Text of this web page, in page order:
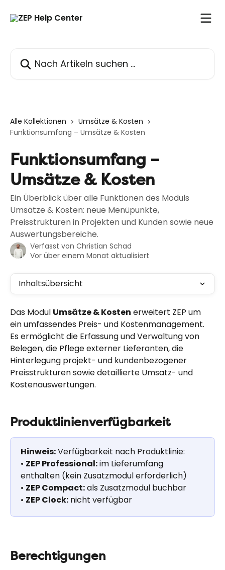
Alle Kollektionen
Umsätze & Kosten
Funktionsumfang – Umsätze & Kosten
Funktionsumfang –
Umsätze & Kosten
Ein Überblick über alle Funktionen des Moduls
Umsätze & Kosten: neue Menüpunkte,
Preisstrukturen in Projekten und Kunden sowie neue
Auswertungsbereiche.
Verfasst von Christian Schad
Vor über einem Monat aktualisiert
Inhaltsübersicht
Das Modul Umsätze & Kosten erweitert ZEP um
ein umfassendes Preis- und Kostenmanagement.
Es ermöglicht die Erfassung und Verwaltung von
Belegen, die Pflege externer Lieferanten, die
Hinterlegung projekt- und kundenbezogener
Preisstrukturen sowie detaillierte Umsatz- und
Kostenauswertungen.
Produktlinienverfügbarkeit
Hinweis: Verfügbarkeit nach Produktlinie:
• ZEP Professional: im Lieferumfang
enthalten (kein Zusatzmodul erforderlich)
• ZEP Compact: als Zusatzmodul buchbar
• ZEP Clock: nicht verfügbar
Berechtigungen